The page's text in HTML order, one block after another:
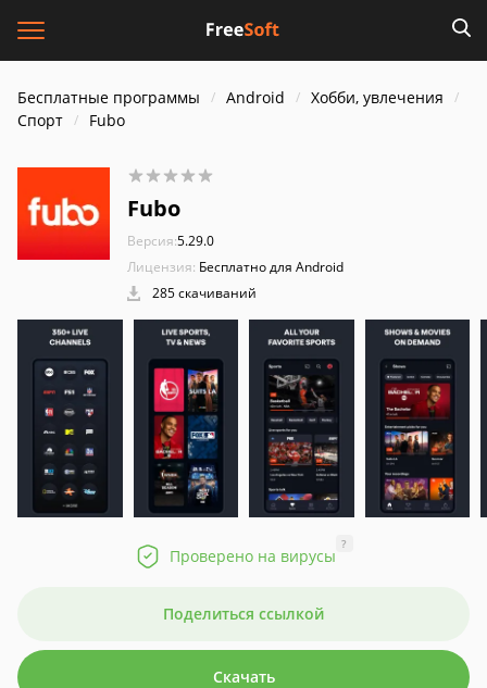
Бесплатные программы Android
Хобби, увлечения
Спорт
Fubo
Fubo
Версия:5.29.0
Лицензия: Бесплатно для Android
285 скачиваний
Проверено на вирусы
?
Поделиться ссылкой
Скачать